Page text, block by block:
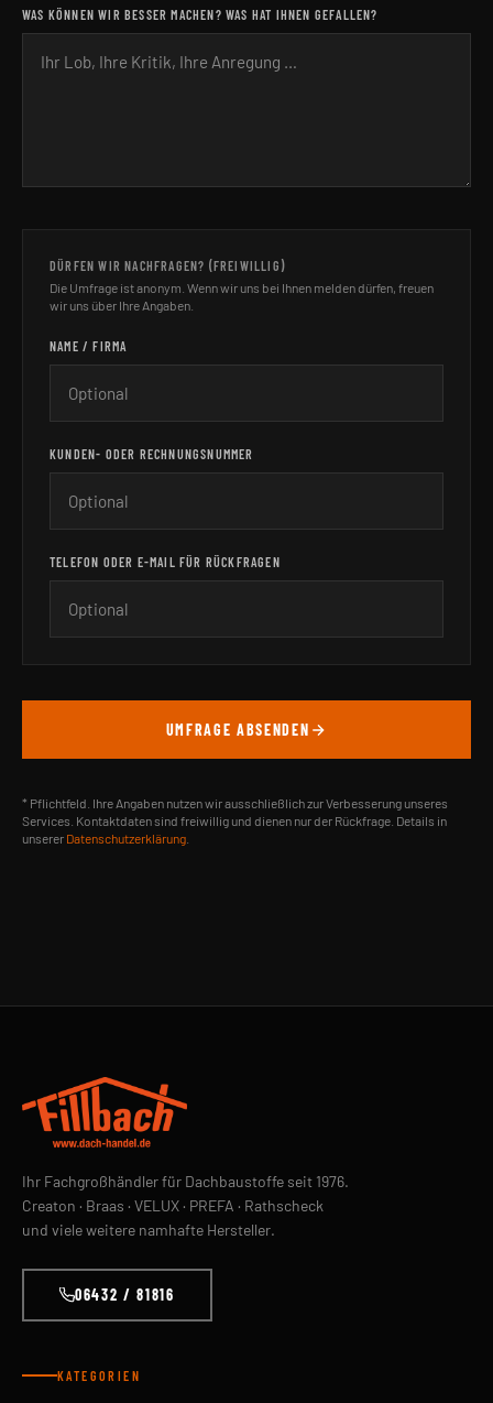
WAS KÖNNEN WIR BESSER MACHEN? WAS HAT IHNEN GEFALLEN?
DÜRFEN WIR NACHFRAGEN? (FREIWILLIG)
Die Umfrage ist anonym. Wenn wir uns bei Ihnen melden dürfen, freuen
wir uns über Ihre Angaben.
NAME / FIRMA
KUNDEN- ODER RECHNUNGSNUMMER
TELEFON ODER E-MAIL FÜR RÜCKFRAGEN
UMFRAGE ABSENDEN
* Pflichtfeld. Ihre Angaben nutzen wir ausschließlich zur Verbesserung unseres
Services. Kontaktdaten sind freiwillig und dienen nur der Rückfrage. Details in
unserer Datenschutzerklärung
Ihr Fachgroßhändler für Dachbaustoffe seit 1976.
Creaton · Braas · VELUX · PREFA · Rathscheck
und viele weitere namhafte Hersteller.
06432 / 81816
KATEGORIEN